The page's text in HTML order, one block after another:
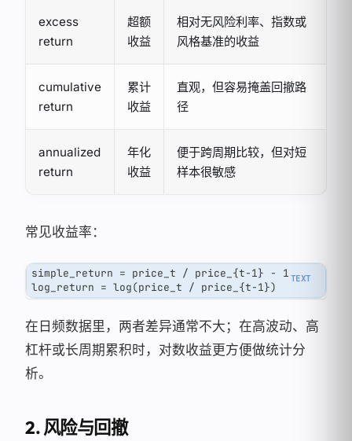
excess
return
超额
收益
相对无风险利率、指数或
风格基准的收益
cumulative
return
累计
收益
直观，但容易掩盖回撤路
径
annualized
return
年化
收益
便于跨周期比较，但对短
样本很敏感
常见收益率：
simple_return = price_t / price_{t-1} - 1
log_return = log(price_t / price_{t-1})
在日频数据里，两者差异通常不大；在高波动、高
杠杆或长周期累积时，对数收益更方便做统计分
析。
2. 风险与回撤